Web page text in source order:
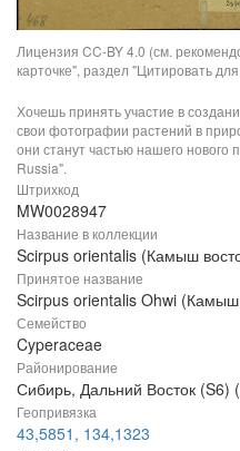
Лицензия CC-BY 4.0 (см.
карточке", раздел "Цитировать
Хочешь принять участие в
свои фотографии растений в
они станут частью нашего нового
Russia".
Штрихкод
MW0028947
Название в коллекции
Scirpus orientalis (Камыш
Принятое название
Scirpus orientalis Ohwi (Камыш
Семейство
Cyperaceae
Районирование
Сибирь, Дальний Восток (S6)
Геопривязка
43,5851, 134,1323